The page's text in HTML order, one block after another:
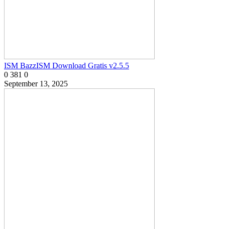
ISM BazzISM Download Gratis v2.5.5
0 381 0
September 13, 2025